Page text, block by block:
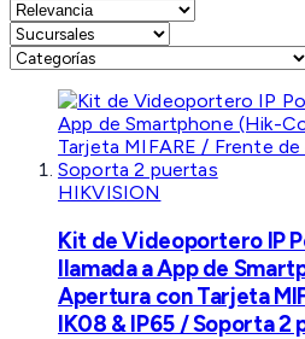
HIKVISION
Kit de Videoportero IP
llamada a App de
Apertura con Tarjeta
IK08 & IP65 / Soporta 2